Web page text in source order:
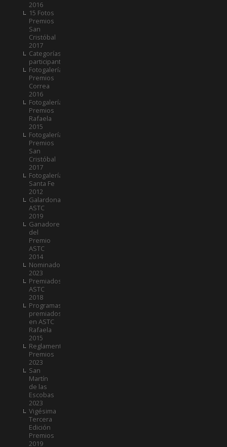
2016
15 Fotos
Premios
San
Cristóbal
2017
Categorías
participantes
Fotogalería
Premios
Correa
2016
Fotogalería
Premios
Rafaela
2015
Fotogalería
Premios
San
Cristóbal
2017
Fotogalería
Santa Fe
2012
Galardonados
ASTC
2019
Ganadores
del
Premio
ASTC
2014
Nominados
2023
Premiados
ASTC
2018
Programas
premiados
en ASTC
Rafaela
2015
Reglamento
Premios
2023
San
Martín
de las
Escobas
2023
Vigésima
Tercera
Edición
Premios
2019